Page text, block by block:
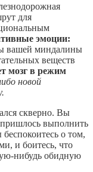
для
эмоции:
вашей миндалины
веществ
мозг в режим
новой
скверно. Вы
пришлось выполнить
о том,
и боитесь, что
нибудь обидную